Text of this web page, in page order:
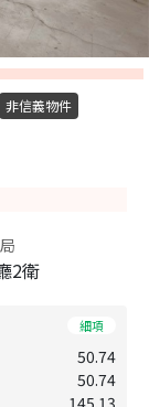
非信義物件
2衛
細項
50.74
50.74
145.13